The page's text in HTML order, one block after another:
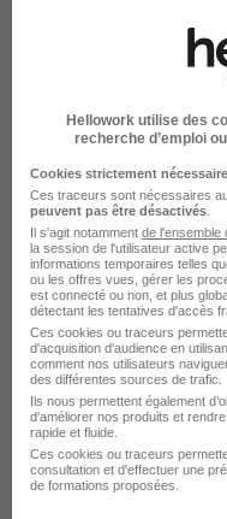
Conducteur
Adecco
Sedan - 08 Intérim
Voir l’offre
Hellowork utilise des
recherche d’emploi
Cookies strictement
Ces traceurs sont nécessaires
peuvent pas être désactivés
Il s'agit notamment de l'ensemble
la session de l'utilisateur active
informations temporaires telles
ou les offres vues, gérer les
est connecté ou non, et plus
détectant les tentatives d'accès
Ces cookies ou traceurs
d'acquisition d'audience en
comment nos utilisateurs
des différentes sources de trafic.
Ils nous permettent également
d'améliorer nos produits et
rapide et fluide.
Ces cookies ou traceurs
consultation et d'effectuer une
de formations proposées.